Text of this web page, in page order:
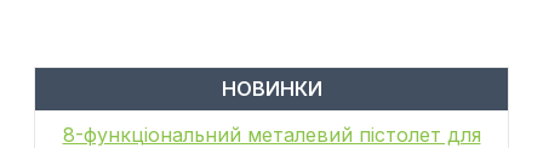
НОВИНКИ
8-функціональний металевий пістолет для